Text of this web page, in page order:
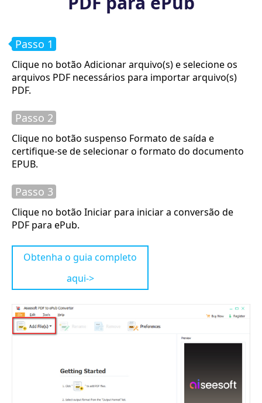
Passo 1
Clique no botão Adicionar arquivo(s) e selecione os
arquivos PDF necessários para importar arquivo(s)
PDF.
Passo 2
Clique no botão suspenso Formato de saída e
certifique-se de selecionar o formato do documento
EPUB.
Passo 3
Clique no botão Iniciar para iniciar a conversão de
PDF para ePub.
Obtenha o guia completo
aqui->